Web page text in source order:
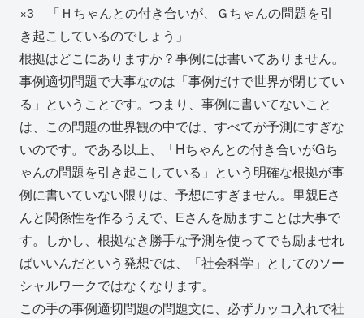
×3 「Ｈちゃんとの付き合いが、Ｇちゃんの問題を引
き起こしているのでしょう」
根拠はどこにありますか？事例には書いてありません。
事例適切問題で大事なのは「事例だけで世界が閉じてい
る」ということです。つまり、事例に書いてないこと
は、この問題の世界観の中では、すべてが予測にすぎな
いのです。である以上、「Hちゃんとの付き合いがGち
ゃんの問題を引き起こしている」という明確な根拠が事
例に書いていない限りは、予想にすぎません。里親Eさ
んと関係性を作るうえで、Eさんを励ますことは大事で
す。しかし、根拠なき勝手な予測を使ってでも励ませれ
ばいいんだという発想では、「社会科学」としてのソー
シャルワークではなくなります。
この手の事例適切問題の問題文に、必ずカッコ入れで社